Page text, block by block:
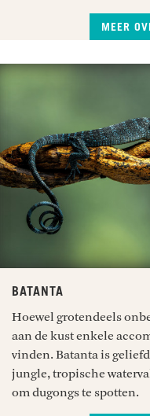
MEER
BATANTA
Hoewel grotendeels
aan de kust enkele
vinden. Batanta is
jungle, tropische
om dugongs te spotten.